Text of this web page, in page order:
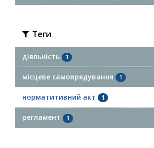
Теги
діяльність 1
місцеве самоврядування 1
норматитивний акт 1
регламент 1